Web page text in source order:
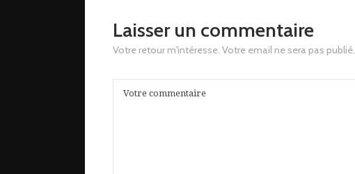
Laisser un commentaire
Votre retour m'intéresse. Votre email ne sera pas publié.